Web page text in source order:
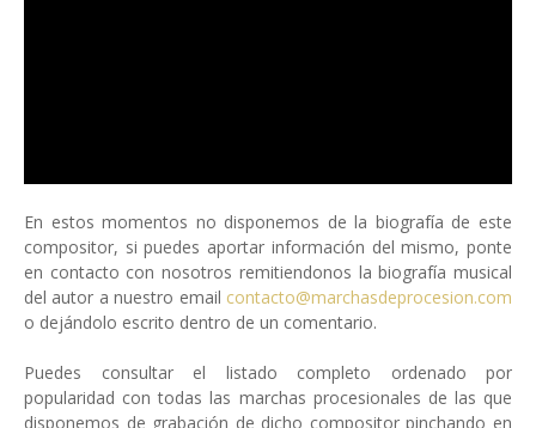
En estos momentos no disponemos de la biografía de este
compositor, si puedes aportar información del mismo, ponte
en contacto con nosotros remitiendonos la biografía musical
del autor a nuestro email contacto@marchasdeprocesion.com
o dejándolo escrito dentro de un comentario.
Puedes consultar el listado completo ordenado por
popularidad con todas las marchas procesionales de las que
disponemos de grabación de dicho compositor pinchando en